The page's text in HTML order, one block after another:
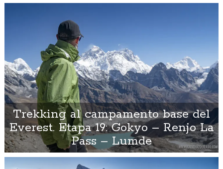
Trekking al campamento base del
Everest. Etapa 19: Gokyo – Renjo La
Pass – Lumde